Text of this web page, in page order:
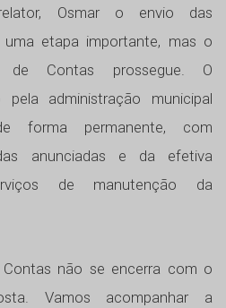
Osmar o envio das
uma etapa importante, mas o
de Contas prossegue. O
pela administração municipal
forma permanente, com
anunciadas e da efetiva
de manutenção da
Contas não se encerra com o
Vamos acompanhar a